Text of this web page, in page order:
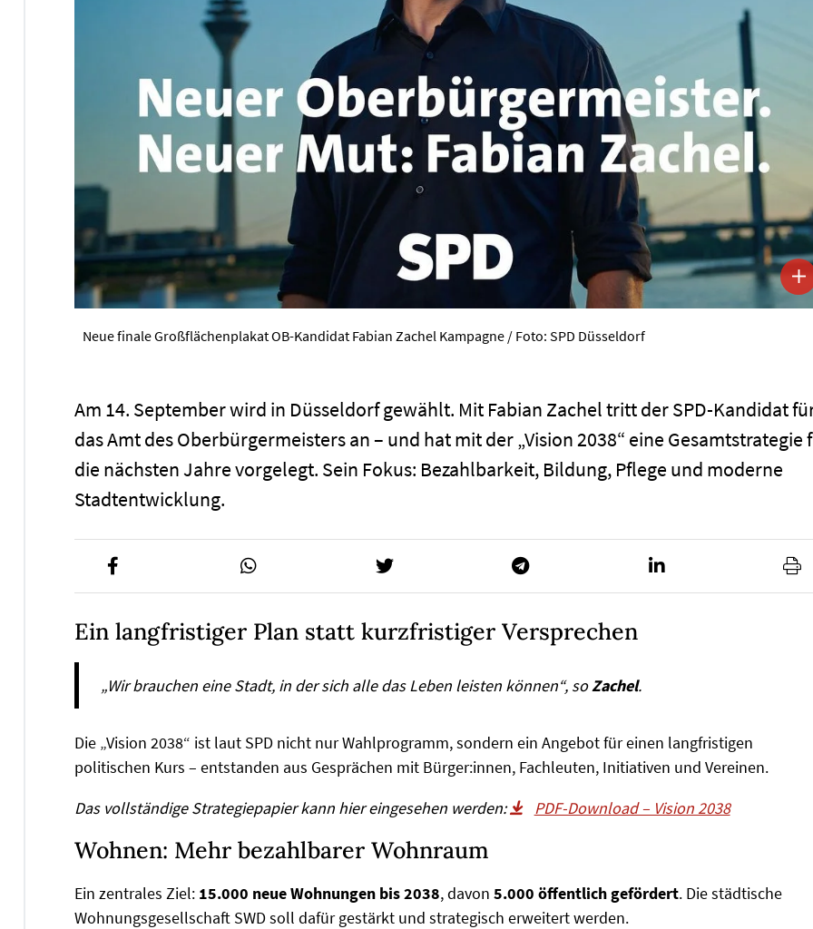
Neue finale Großflächenplakat OB-Kandidat Fabian Zachel Kampagne / Foto: SPD Düsseldorf
Am 14. September wird in Düsseldorf gewählt. Mit Fabian Zachel tritt der SPD-Kandidat
das Amt des Oberbürgermeisters an – und hat mit der „Vision 2038“ eine Gesamtstrategie
die nächsten Jahre vorgelegt. Sein Fokus: Bezahlbarkeit, Bildung, Pflege und moderne
Stadtentwicklung.
Ein langfristiger Plan statt kurzfristiger Versprechen
„Wir brauchen eine Stadt, in der sich alle das Leben leisten können“, soZachel.
Die „Vision 2038“ ist laut SPD nicht nur Wahlprogramm, sondern ein Angebot für einen langfristigen
politischen Kurs – entstanden aus Gesprächen mit Bürger:innen, Fachleuten, Initiativen und Vereinen.
Das vollständige Strategiepapier kann hier eingesehen werden:
PDF-Download – Vision 2038
Wohnen: Mehr bezahlbarer Wohnraum
Ein zentrales Ziel: 15.000 neue Wohnungen bis 2038, davon 5.000 öffentlich gefördert. Die städtische
Wohnungsgesellschaft SWD soll dafür gestärkt und strategisch erweitert werden.